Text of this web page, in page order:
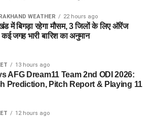
WEATHER 22 hours ago
में बिगड़ा रहेगा मौसम, 3 जिलों के लिए ऑरेंज
जगह भारी बारिश का अनुमान
13 hours ago
AFG Dream11 Team 2nd ODI 2026:
Prediction, Pitch Report & Playing 11
12 hours ago